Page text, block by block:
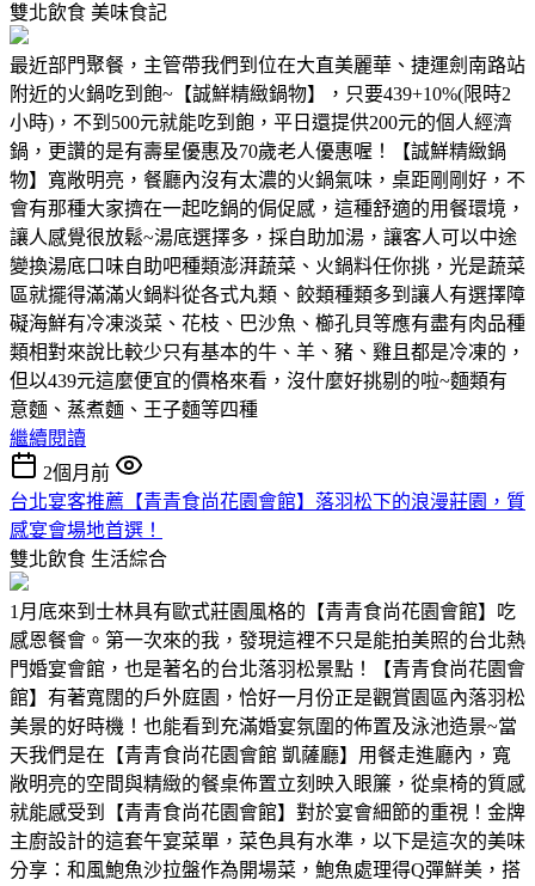
雙北飲食 美味食記
最近部門聚餐，主管帶我們到位在大直美麗華、捷運劍南路站
附近的火鍋吃到飽~【誠鮮精緻鍋物】，只要439+10%(限時2
小時)，不到500元就能吃到飽，平日還提供200元的個人經濟
鍋，更讚的是有壽星優惠及70歲老人優惠喔！【誠鮮精緻鍋
物】寬敞明亮，餐廳內沒有太濃的火鍋氣味，桌距剛剛好，不
會有那種大家擠在一起吃鍋的侷促感，這種舒適的用餐環境，
讓人感覺很放鬆~湯底選擇多，採自助加湯，讓客人可以中途
變換湯底口味自助吧種類澎湃蔬菜、火鍋料任你挑，光是蔬菜
區就擺得滿滿火鍋料從各式丸類、餃類種類多到讓人有選擇障
礙海鮮有冷凍淡菜、花枝、巴沙魚、櫛孔貝等應有盡有肉品種
類相對來說比較少只有基本的牛、羊、豬、雞且都是冷凍的，
但以439元這麼便宜的價格來看，沒什麼好挑剔的啦~麵類有
意麵、蒸煮麵、王子麵等四種
繼續閱讀
2個月前
台北宴客推薦【青青食尚花園會館】落羽松下的浪漫莊園，質
感宴會場地首選！
雙北飲食 生活綜合
1月底來到士林具有歐式莊園風格的【青青食尚花園會館】吃
感恩餐會。第一次來的我，發現這裡不只是能拍美照的台北熱
門婚宴會館，也是著名的台北落羽松景點！【青青食尚花園會
館】有著寬闊的戶外庭園，恰好一月份正是觀賞園區內落羽松
美景的好時機！也能看到充滿婚宴氛圍的佈置及泳池造景~當
天我們是在【青青食尚花園會館 凱薩廳】用餐走進廳內，寬
敞明亮的空間與精緻的餐桌佈置立刻映入眼簾，從桌椅的質感
就能感受到【青青食尚花園會館】對於宴會細節的重視！金牌
主廚設計的這套午宴菜單，菜色具有水準，以下是這次的美味
分享：和風鮑魚沙拉盤作為開場菜，鮑魚處理得Q彈鮮美，搭